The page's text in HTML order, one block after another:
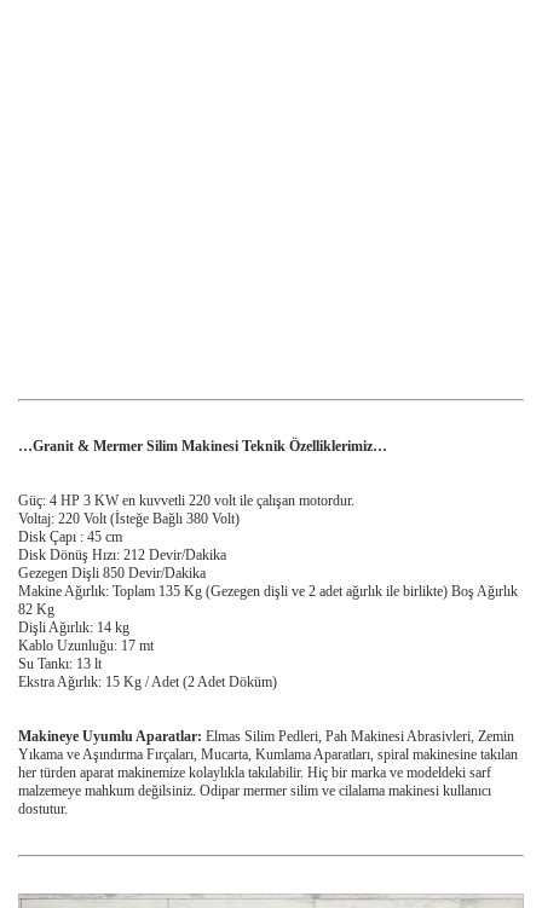
…Granit & Mermer Silim Makinesi Teknik Özelliklerimiz…
Güç: 4 HP 3 KW en kuvvetli 220 volt ile çalışan motordur.
Voltaj: 220 Volt (İsteğe Bağlı 380 Volt)
Disk Çapı : 45 cm
Disk Dönüş Hızı: 212 Devir/Dakika
Gezegen Dişli 850 Devir/Dakika
Makine Ağırlık: Toplam 135 Kg (Gezegen dişli ve 2 adet ağırlık ile birlikte) Boş Ağırlık
82 Kg
Dişli Ağırlık: 14 kg
Kablo Uzunluğu: 17 mt
Su Tankı: 13 lt
Ekstra Ağırlık: 15 Kg / Adet (2 Adet Döküm)
Makineye Uyumlu Aparatlar: Elmas Silim Pedleri, Pah Makinesi Abrasivleri, Zemin
Yıkama ve Aşındırma Fırçaları, Mucarta, Kumlama Aparatları, spiral makinesine takılan
her türden aparat makinemize kolaylıkla takılabilir. Hiç bir marka ve modeldeki sarf
malzemeye mahkum değilsiniz. Odipar mermer silim ve cilalama makinesi kullanıcı
dostutur.